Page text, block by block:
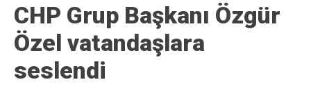
CHP Grup Başkanı Özgür
Özel vatandaşlara
seslendi